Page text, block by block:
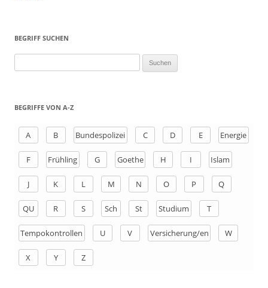
BEGRIFF SUCHEN
h
BEGRIFFE VON A-Z
A B Bundespolizei C D E Energie
F Frühling G Goethe H I Islam
J K L M N O P Q
QU R S Sch St Studium T
Tempokontrollen U V Versicherung/en W
X Y Z